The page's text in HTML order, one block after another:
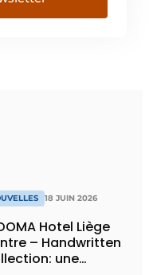
18 JUIN 2026
Hotel Liège
– Handwritten
une